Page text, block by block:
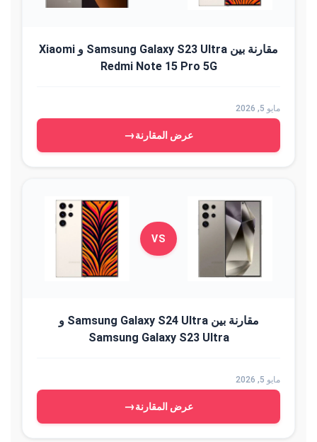
مقارنة بين Samsung Galaxy S23 Ultra و Xiaomi
Redmi Note 15 Pro 5G
مايو 5, 2026
عرض المقارنة→
VS
مقارنة بين Samsung Galaxy S24 Ultra و
Samsung Galaxy S23 Ultra
مايو 5, 2026
عرض المقارنة→